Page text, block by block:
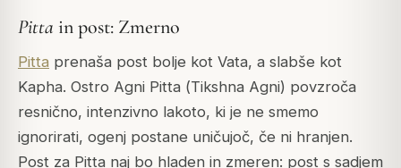
Pitta in post: Zmerno
Pitta prenaša post bolje kot Vata, a slabše kot
Kapha. Ostro Agni Pitta (Tikshna Agni) povzroča
resnično, intenzivno lakoto, ki je ne smemo
ignorirati, ogenj postane uničujoč, če ni hranjen.
Post za Pitta naj bo hladen in zmeren: post s sadjem